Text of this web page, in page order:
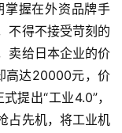
握在外资品牌手
不得不接受苛刻的
卖给日本企业的价
高达20000元，价
提出“工业4.0”，
占先机，将工业机